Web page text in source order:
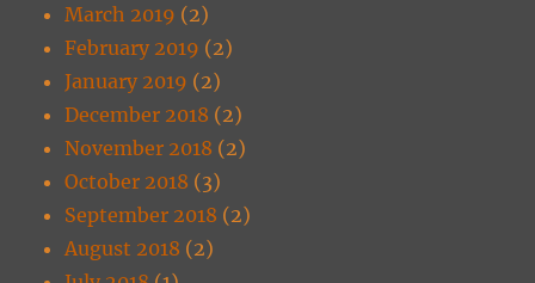
March 2019 (2)
February 2019 (2)
January 2019 (2)
December 2018 (2)
November 2018 (2)
October 2018 (3)
September 2018 (2)
August 2018 (2)